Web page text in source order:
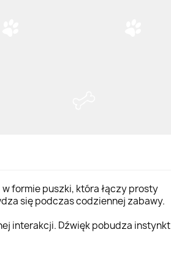
formie puszki, która łączy prosty
się podczas codziennej zabawy.
interakcji. Dźwięk pobudza instynkt